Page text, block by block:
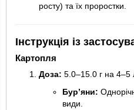
росту) та їх проростки.
Інструкція із
Картопля
Доза: 5.0–15.0 г на 4–5
Бур’яни:
види.